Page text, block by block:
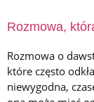
Rozmowa,
Rozmowa o
które często
niewygodna,